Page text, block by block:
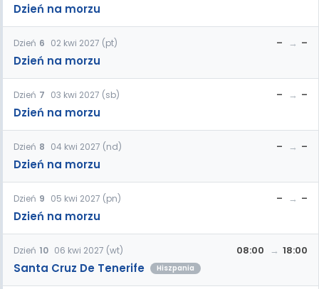
Dzień na morzu
Dzień 6 02 kwi 2027 (pt)
Dzień na morzu
– –
Dzień 7 03 kwi 2027 (sb)
Dzień na morzu
– –
Dzień 8 04 kwi 2027 (nd)
Dzień na morzu
– –
Dzień 9 05 kwi 2027 (pn)
Dzień na morzu
– –
Dzień 10 06 kwi 2027 (wt)
Santa Cruz De Tenerife Hiszpania
08:00 18:00